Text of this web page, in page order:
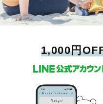
1,000円